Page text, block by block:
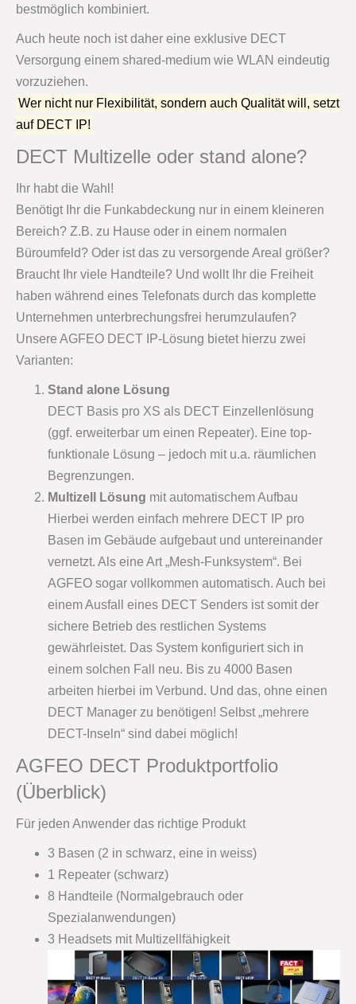
bestmöglich kombiniert.
Auch heute noch ist daher eine exklusive DECT
Versorgung einem shared-medium wie WLAN eindeutig
vorzuziehen.
Wer nicht nur Flexibilität, sondern auch Qualität will, setzt
auf DECT IP!
DECT Multizelle oder stand alone?
Ihr habt die Wahl!
Benötigt Ihr die Funkabdeckung nur in einem kleineren
Bereich? Z.B. zu Hause oder in einem normalen
Büroumfeld? Oder ist das zu versorgende Areal größer?
Braucht Ihr viele Handteile? Und wollt Ihr die Freiheit
haben während eines Telefonats durch das komplette
Unternehmen unterbrechungsfrei herumzulaufen?
Unsere AGFEO DECT IP-Lösung bietet hierzu zwei
Varianten:
Stand alone Lösung
DECT Basis pro XS als DECT Einzellenlösung
(ggf. erweiterbar um einen Repeater). Eine top-
funktionale Lösung – jedoch mit u.a. räumlichen
Begrenzungen.
Multizell Lösung mit automatischem Aufbau
Hierbei werden einfach mehrere DECT IP pro
Basen im Gebäude aufgebaut und untereinander
vernetzt. Als eine Art „Mesh-Funksystem“. Bei
AGFEO sogar vollkommen automatisch. Auch bei
einem Ausfall eines DECT Senders ist somit der
sichere Betrieb des restlichen Systems
gewährleistet. Das System konfiguriert sich in
einem solchen Fall neu. Bis zu 4000 Basen
arbeiten hierbei im Verbund. Und das, ohne einen
DECT Manager zu benötigen! Selbst „mehrere
DECT-Inseln“ sind dabei möglich!
AGFEO DECT Produktportfolio
(Überblick)
Für jeden Anwender das richtige Produkt
3 Basen (2 in schwarz, eine in weiss)
1 Repeater (schwarz)
8 Handteile (Normalgebrauch oder
Spezialanwendungen)
3 Headsets mit Multizellfähigkeit